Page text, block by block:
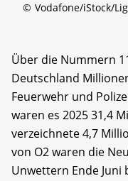
© Vodafone/iStock/
Über die Nummern
Deutschland
Feuerwehr und
waren es 2025 31,4
verzeichnete 4,7
von O2 waren die
Unwettern Ende Juni